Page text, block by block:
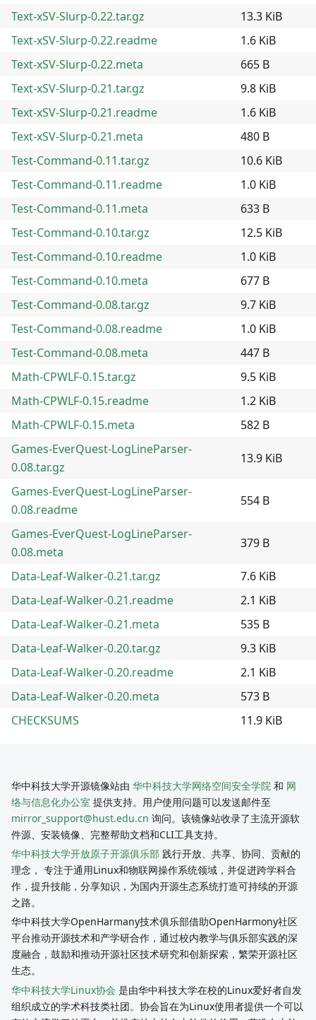
Text-xSV-Slurp-0.22.tar.gz
13.3 KiB
Text-xSV-Slurp-0.22.readme
1.6 KiB
Text-xSV-Slurp-0.22.meta
665 B
Text-xSV-Slurp-0.21.tar.gz
9.8 KiB
Text-xSV-Slurp-0.21.readme
1.6 KiB
Text-xSV-Slurp-0.21.meta
480 B
Test-Command-0.11.tar.gz
10.6 KiB
Test-Command-0.11.readme
1.0 KiB
Test-Command-0.11.meta
633 B
Test-Command-0.10.tar.gz
12.5 KiB
Test-Command-0.10.readme
1.0 KiB
Test-Command-0.10.meta
677 B
Test-Command-0.08.tar.gz
9.7 KiB
Test-Command-0.08.readme
1.0 KiB
Test-Command-0.08.meta
447 B
Math-CPWLF-0.15.tar.gz
9.5 KiB
Math-CPWLF-0.15.readme
1.2 KiB
Math-CPWLF-0.15.meta
582 B
Games-EverQuest-LogLineParser-
0.08.tar.gz
13.9 KiB
Games-EverQuest-LogLineParser-
0.08.readme
554 B
Games-EverQuest-LogLineParser-
0.08.meta
379 B
Data-Leaf-Walker-0.21.tar.gz
7.6 KiB
Data-Leaf-Walker-0.21.readme
2.1 KiB
Data-Leaf-Walker-0.21.meta
535 B
Data-Leaf-Walker-0.20.tar.gz
9.3 KiB
Data-Leaf-Walker-0.20.readme
2.1 KiB
Data-Leaf-Walker-0.20.meta
573 B
CHECKSUMS
11.9 KiB
华中科技大学开源镜像站由 华中科技大学网络空间安全学院 和 网
络与信息化办公室 提供支持。用户使用问题可以发送邮件至
mirror_support@hust.edu.cn 询问。该镜像站收录了主流开源软
件源、安装镜像、完整帮助文档和CLI工具支持。
华中科技大学开放原子开源俱乐部 践行开放、共享、协同、贡献的
理念， 专注于通用Linux和物联网操作系统领域，并促进跨学科合
作，提升技能，分享知识，为国内开源生态系统打造可持续的开源
之路。
华中科技大学OpenHarmany技术俱乐部借助OpenHarmony社区
平台推动开源技术和产学研合作，通过校内教学与俱乐部实践的深
度融合，鼓励和推动开源社区技术研究和创新探索，繁荣开源社区
生态。
华中科技大学Linux协会 是由华中科技大学在校的Linux爱好者自发
组织成立的学术科技类社团。协会旨在为Linux使用者提供一个可以